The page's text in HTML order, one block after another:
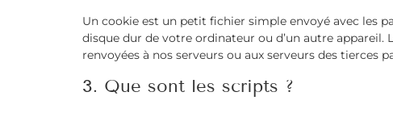
Un cookie est un petit fichier simple envoyé avec les
disque dur de votre ordinateur ou d’un autre
renvoyées à nos serveurs ou aux serveurs des tierces
3. Que sont les scripts ?